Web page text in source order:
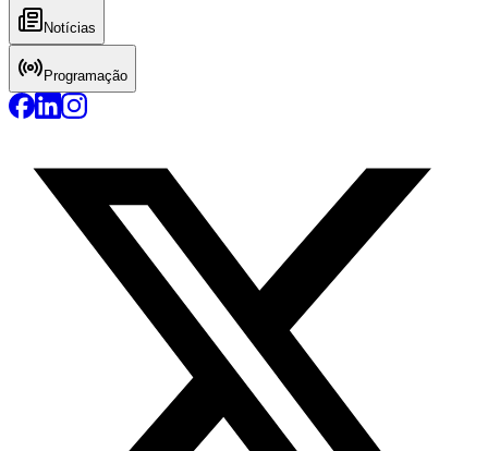
Notícias
Programação